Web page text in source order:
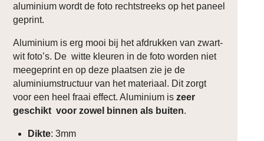
aluminium wordt de foto rechtstreeks op het paneel
geprint.
Aluminium is erg mooi bij het afdrukken van zwart-
wit foto’s. De witte kleuren in de foto worden niet
meegeprint en op deze plaatsen zie je de
aluminiumstructuur van het materiaal. Dit zorgt
voor een heel fraai effect. Aluminium iszeer
geschikt voor zowel binnen als buiten.
Dikte: 3mm